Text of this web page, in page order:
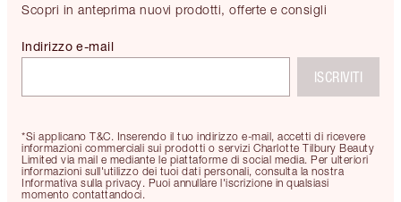
Scopri in anteprima nuovi prodotti, offerte e consigli
*Si applicano T&C. Inserendo il tuo indirizzo e-mail, accetti di ricevere
informazioni commerciali sui prodotti o servizi Charlotte Tilbury Beauty
Limited via mail e mediante le piattaforme di social media. Per ulteriori
informazioni sull'utilizzo dei tuoi dati personali, consulta la nostra
Informativa sulla privacy. Puoi annullare l'iscrizione in qualsiasi
momento contattandoci.
Indirizzo e-mail
ISCRIVITI